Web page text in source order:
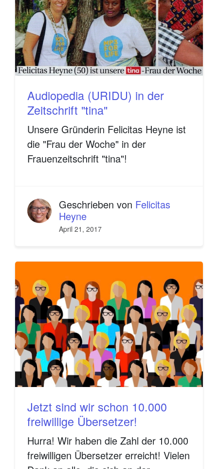
Audiopedia (URIDU) in der
Zeitschrift "tina"
Unsere Gründerin Felicitas Heyne ist
die "Frau der Woche" in der
Frauenzeitschrift "tina"!
Geschrieben von Felicitas
Heyne
April 21, 2017
Jetzt sind wir schon 10.000
freiwillige Übersetzer!
Hurra! Wir haben die Zahl der 10.000
freiwilligen Übersetzer erreicht! Vielen